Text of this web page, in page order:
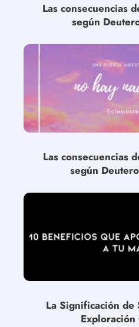
Las consecuencias
según
Las consecuencias
según
La Significación de